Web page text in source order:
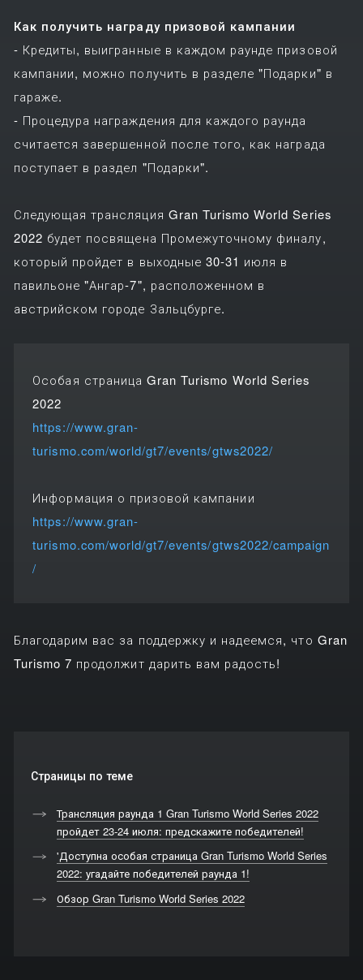
Как получить награду призовой кампании
- Кредиты, выигранные в каждом раунде призовой
кампании, можно получить в разделе "Подарки" в
гараже.
- Процедура награждения для каждого раунда
считается завершенной после того, как награда
поступает в раздел "Подарки".
Следующая трансляция Gran Turismo World Series
2022 будет посвящена Промежуточному финалу,
который пройдет в выходные 30-31 июля в
павильоне "Ангар-7", расположенном в
австрийском городе Зальцбурге.
Особая страница Gran Turismo World Series
2022
https://www.gran-
turismo.com/world/gt7/events/gtws2022/
Информация о призовой кампании
https://www.gran-
turismo.com/world/gt7/events/gtws2022/campaign
/
Благодарим вас за поддержку и надеемся, что Gran
Turismo 7 продолжит дарить вам радость!
Страницы по теме
Трансляция раунда 1 Gran Turismo World Series 2022
пройдет 23-24 июля: предскажите победителей!
'Доступна особая страница Gran Turismo World Series
2022: угадайте победителей раунда 1!
Обзор Gran Turismo World Series 2022